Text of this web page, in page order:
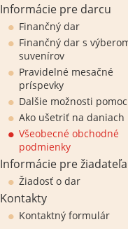
Informácie pre darcu
Finančný dar
Finančný dar s
suvenírov
Pravidelné mesačné
príspevky
Dalšie možnosti
Ako ušetriť na daniach
Všeobecné obchodné
podmienky
Informácie pre žiadateľa
Žiadosť o dar
Kontakty
Kontaktný formulár